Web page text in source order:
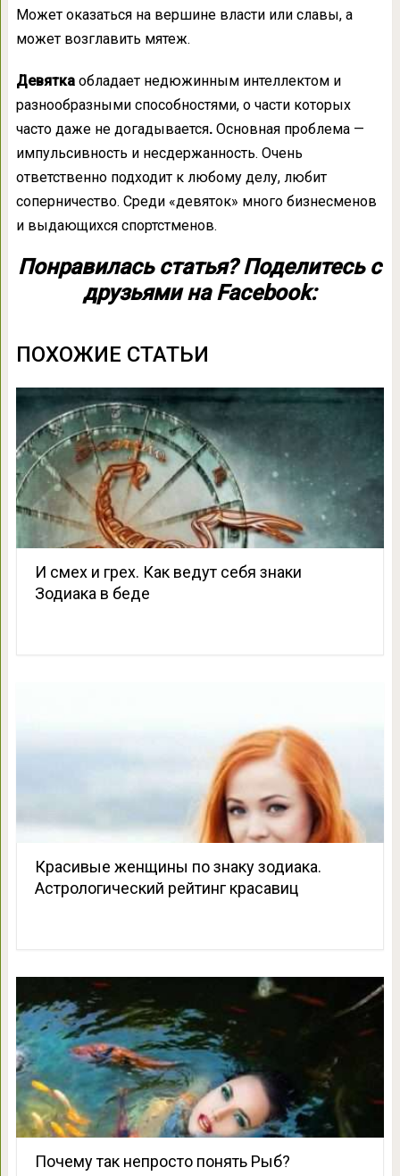
Может оказаться на вершине власти или славы, а
может возглавить мятеж.
Девяткаобладает недюжинным интеллектом и
разнообразными способностями, о части которых
часто даже не догадывается. Основная проблема —
импульсивность и несдержанность. Очень
ответственно подходит к любому делу, любит
соперничество. Среди «девяток» много бизнесменов
и выдающихся спортстменов.
Понравилась статья? Поделитесь с
друзьями на Facebook:
ПОХОЖИЕ СТАТЬИ
И смех и грех. Как ведут себя знаки
Зодиака в беде
Красивые женщины по знаку зодиака.
Астрологический рейтинг красавиц
Почему так непросто понять Рыб?